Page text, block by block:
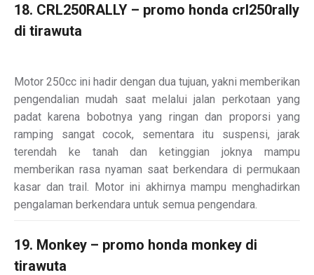
18. CRL250RALLY – promo honda crl250rally
di tirawuta
Motor 250cc ini hadir dengan dua tujuan, yakni memberikan
pengendalian mudah saat melalui jalan perkotaan yang
padat karena bobotnya yang ringan dan proporsi yang
ramping sangat cocok, sementara itu suspensi, jarak
terendah ke tanah dan ketinggian joknya mampu
memberikan rasa nyaman saat berkendara di permukaan
kasar dan trail. Motor ini akhirnya mampu menghadirkan
pengalaman berkendara untuk semua pengendara.
19. Monkey – promo honda monkey di
tirawuta